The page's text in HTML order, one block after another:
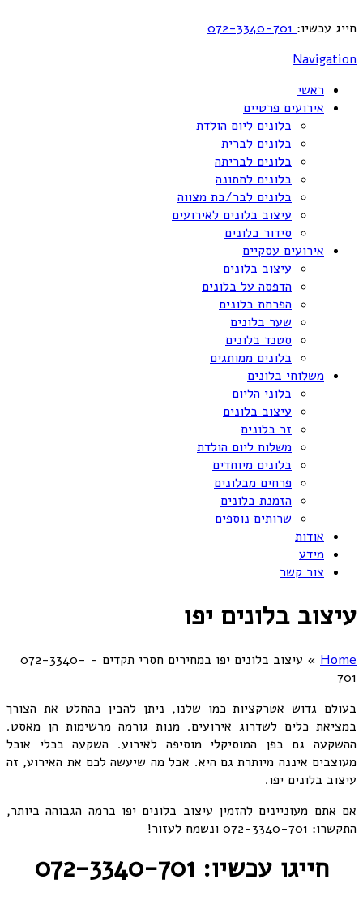
חייג עכשיו:
Navigation
ראשי
אירועים פרטיים
בלונים ליום הולדת
בלונים לברית
בלונים לבריתה
בלונים לחתונה
בלונים לבר/בת מצווה
עיצוב בלונים לאירועים
סידור בלונים
אירועים עסקיים
עיצוב בלונים
הדפסה על בלונים
הפרחת בלונים
שער בלונים
סטנד בלונים
בלונים ממותגים
משלוחי בלונים
בלוני הליום
עיצוב בלונים
זר בלונים
משלוח ליום הולדת
בלונים מיוחדים
פרחים מבלונים
הזמנת בלונים
שרותים נוספים
אודות
מידע
צור קשר
עיצוב בלונים יפו
Home
»
עיצוב בלונים יפו במחירים חסרי תקדים - 072-3340-
701
בעולם גדוש אטרקציות כמו שלנו, ניתן להבין בהחלט את הצורך
במציאת כלים לשדרוג אירועים. מנות גורמה מרשימות הן מאסט.
ההשקעה גם בפן המוסיקלי מוסיפה לאירוע. השקעה בכלי אוכל
מעוצבים איננה מיותרת גם היא. אבל מה שיעשה לכם את האירוע, זה
עיצוב בלונים יפו.
אם אתם מעוניינים להזמין עיצוב בלונים יפו ברמה הגבוהה ביותר,
התקשרו: 072-3340-701 ונשמח לעזור!
חייגו עכשיו: 072-3340-701